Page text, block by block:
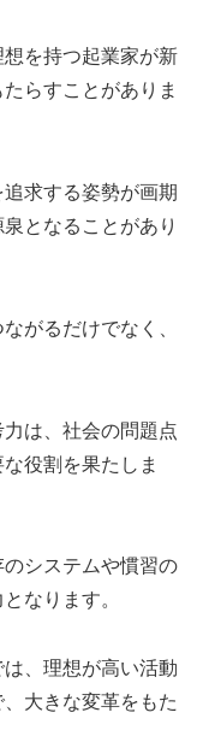
を持つ起業家が新
らすことがありま
求する姿勢が画期
となることがあり
がるだけでなく、
は、社会の問題点
役割を果たしま
システムや慣習の
なります。
、理想が高い活動
大きな変革をもた